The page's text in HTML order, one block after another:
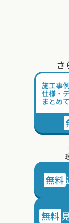
さ
施工事
仕様・
まとめ
無料
無料